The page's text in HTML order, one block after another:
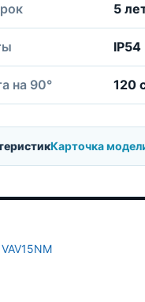
5
IP54
на 90° 120
Карточка